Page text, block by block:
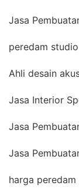
Jasa
peredam
Ahli desain
Jasa Interior
Jasa
Jasa
harga